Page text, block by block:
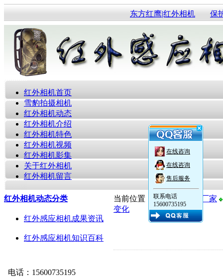
东方红鹰|红外相机 保
红外相机首页
雪豹拍摄相机
红外相机动态
红外相机介绍
红外相机特色
红外相机视频
红外相机影集
关于红外相机
红外相机留言
红外相机动态分类
红外感应相机成果资讯
红外感应相机知识百科
电话：15600735195
当前位置： 红外感应相机厂家
变化
在线咨询
在线咨询
售后服务
联系电话
15600735195